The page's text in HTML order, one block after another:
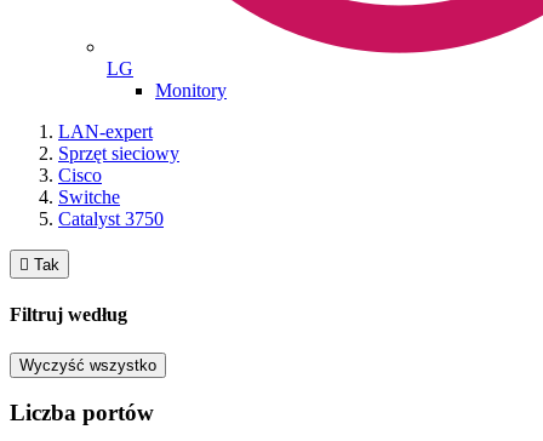
LG
Monitory
LAN-expert
Sprzęt sieciowy
Cisco
Switche
Catalyst 3750
 Tak
Filtruj według
Wyczyść wszystko
Liczba portów